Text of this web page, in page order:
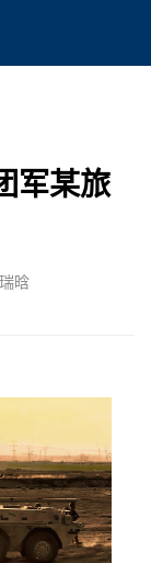
军某旅
晗